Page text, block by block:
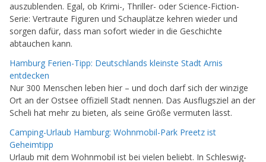
auszublenden. Egal, ob Krimi-, Thriller- oder Science-Fiction-
Serie: Vertraute Figuren und Schauplätze kehren wieder und
sorgen dafür, dass man sofort wieder in die Geschichte
abtauchen kann.
Hamburg Ferien-Tipp: Deutschlands kleinste Stadt Arnis
entdecken
Nur 300 Menschen leben hier – und doch darf sich der winzige
Ort an der Ostsee offiziell Stadt nennen. Das Ausflugsziel an der
Scheli hat mehr zu bieten, als seine Größe vermuten lässt.
Camping-Urlaub Hamburg: Wohnmobil-Park Preetz ist
Geheimtipp
Urlaub mit dem Wohnmobil ist bei vielen beliebt. In Schleswig-